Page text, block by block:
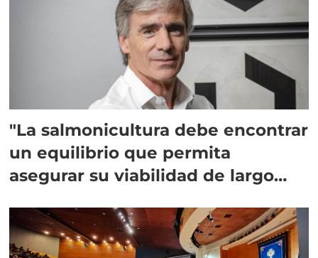
"La salmonicultura debe encontrar
un equilibrio que permita
asegurar su viabilidad de largo